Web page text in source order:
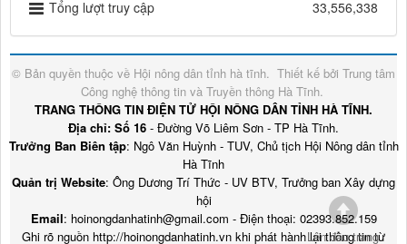
Tổng lượt truy cập
33,556,338
© Bản quyền thuộc về Hội nông dân tỉnh hà tĩnh. Thiết kế bởi Trung tâm
Công nghệ thông tin và Truyền thông Hà Tĩnh.
TRANG THÔNG TIN ĐIỆN TỬ HỘI NÔNG DÂN TỈNH HÀ TĨNH.
Địa chỉ: Số 16 - Đường Võ Liêm Sơn - TP Hà Tĩnh.
Trưởng Ban Biên tập: Ngô Văn Huỳnh - TUV, Chủ tịch Hội Nông dân tỉnh
Hà Tĩnh
Quản trị Website: Ông Dương Trí Thức - UV BTV, Trưởng ban Xây dựng
hội
Email: hoinongdanhatinh@gmail.com - Điện thoại: 02393.852.159
Ghi rõ nguồn http://hoinongdanhatinh.vn khi phát hành lại thông tin từ
Lên đầu trang